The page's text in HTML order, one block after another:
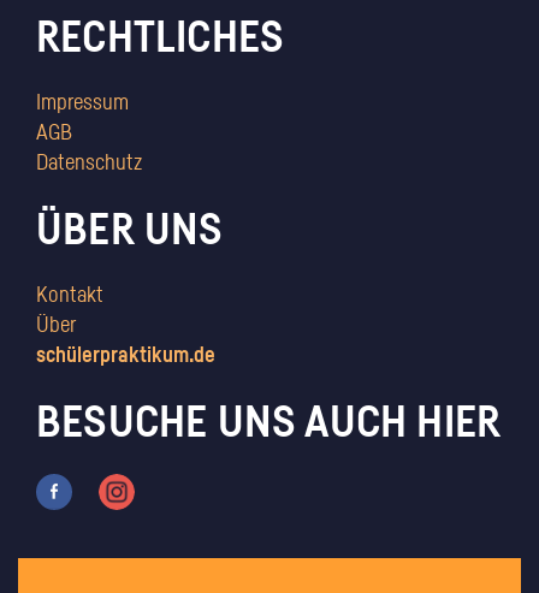
RECHTLICHES
Impressum
AGB
Datenschutz
ÜBER UNS
Kontakt
Über
schülerpraktikum.de
BESUCHE UNS AUCH HIER